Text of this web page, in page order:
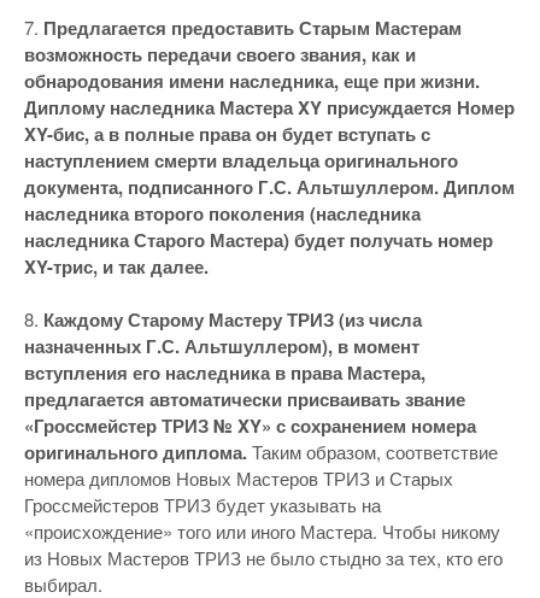
7. Предлагается предоставить Старым Мастерам
возможность передачи своего звания, как и
обнародования имени наследника, еще при жизни.
Диплому наследника Мастера XY присуждается Номер
XY-бис, а в полные права он будет вступать с
наступлением смерти владельца оригинального
документа, подписанного Г.С. Альтшуллером. Диплом
наследника второго поколения (наследника
наследника Старого Мастера) будет получать номер
XY-трис, и так далее.
8. Каждому Старому Мастеру ТРИЗ (из числа
назначенных Г.С. Альтшуллером), в момент
вступления его наследника в права Мастера,
предлагается автоматически присваивать звание
«Гроссмейстер ТРИЗ № XY» с сохранением номера
оригинального диплома.Таким образом, соответствие
номера дипломов Новых Мастеров ТРИЗ и Старых
Гроссмейстеров ТРИЗ будет указывать на
«происхождение» того или иного Мастера. Чтобы никому
из Новых Мастеров ТРИЗ не было стыдно за тех, кто его
выбирал.